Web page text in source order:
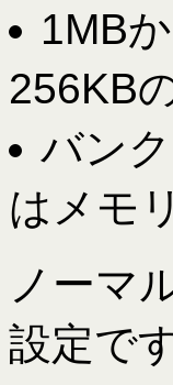
1MB
256KB
バン
はメモ
ノーマ
設定です